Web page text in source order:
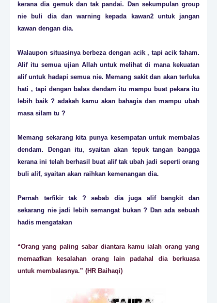
kerana dia gemuk dan tak pandai. Dan sekumpulan group
nie buli dia dan warning kepada kawan2 untuk jangan
kawan dengan dia.
Walaupon situasinya berbeza dengan acik , tapi acik faham.
Alif itu semua ujian Allah untuk melihat di mana kekuatan
alif untuk hadapi semua nie. Memang sakit dan akan terluka
hati , tapi dengan balas dendam itu mampu buat pekara itu
lebih baik ? adakah kamu akan bahagia dan mampu ubah
masa silam tu ?
Memang sekarang kita punya kesempatan untuk membalas
dendam. Dengan itu, syaitan akan tepuk tangan bangga
kerana ini telah berhasil buat alif tak ubah jadi seperti orang
buli alif, syaitan akan raihkan kemenangan dia.
Pernah terfikir tak ? sebab dia juga alif bangkit dan
sekarang nie jadi lebih semangat bukan ? Dan ada sebuah
hadis mengatakan
“Orang yang paling sabar diantara kamu ialah orang yang
memaafkan kesalahan orang lain padahal dia berkuasa
untuk membalasnya.” (HR Baihaqi)